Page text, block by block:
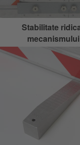
Stabilitate